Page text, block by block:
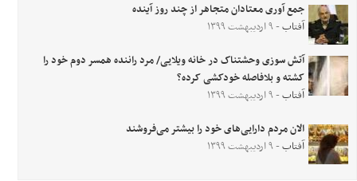
جمع آوری معتادان متجاهر از چند روز آینده
آفتاب- ۹ اردیبهشت ۱۳۹۹
آتش سوزی وحشتناک در خانه ویلایی/ مرد راننده همسر دوم خود را
کشته و بلافاصله خودکشی کرده؟
آفتاب- ۹ اردیبهشت ۱۳۹۹
الان مردم دارایی‌های خود را بیشتر می‌فروشند
آفتاب- ۹ اردیبهشت ۱۳۹۹